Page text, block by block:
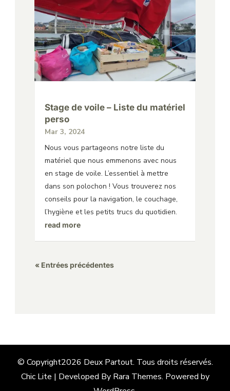
Stage de voile – Liste du matériel
perso
Mar 3, 2024
Nous vous partageons notre liste du
matériel que nous emmenons avec nous
en stage de voile. L’essentiel à mettre
dans son polochon ! Vous trouverez nos
conseils pour la navigation, le couchage,
l’hygiène et les petits trucs du quotidien.
read more
« Entrées précédentes
© Copyright2026 Deux Partout. Tous droits réservés.
Chic Lite | Developed By Rara Themes. Powered by